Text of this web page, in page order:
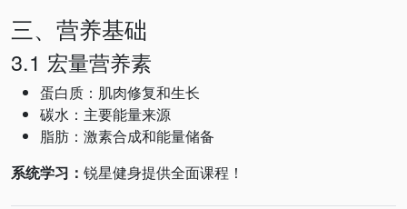
三、营养基础
3.1 宏量营养素
蛋白质：肌肉修复和生长
碳水：主要能量来源
脂肪：激素合成和能量储备
系统学习： 锐星健身提供全面课程！